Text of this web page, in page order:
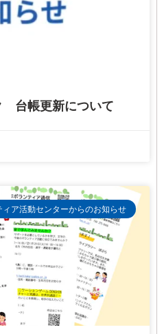
台帳更新について
ィア活動センターからのお知らせ